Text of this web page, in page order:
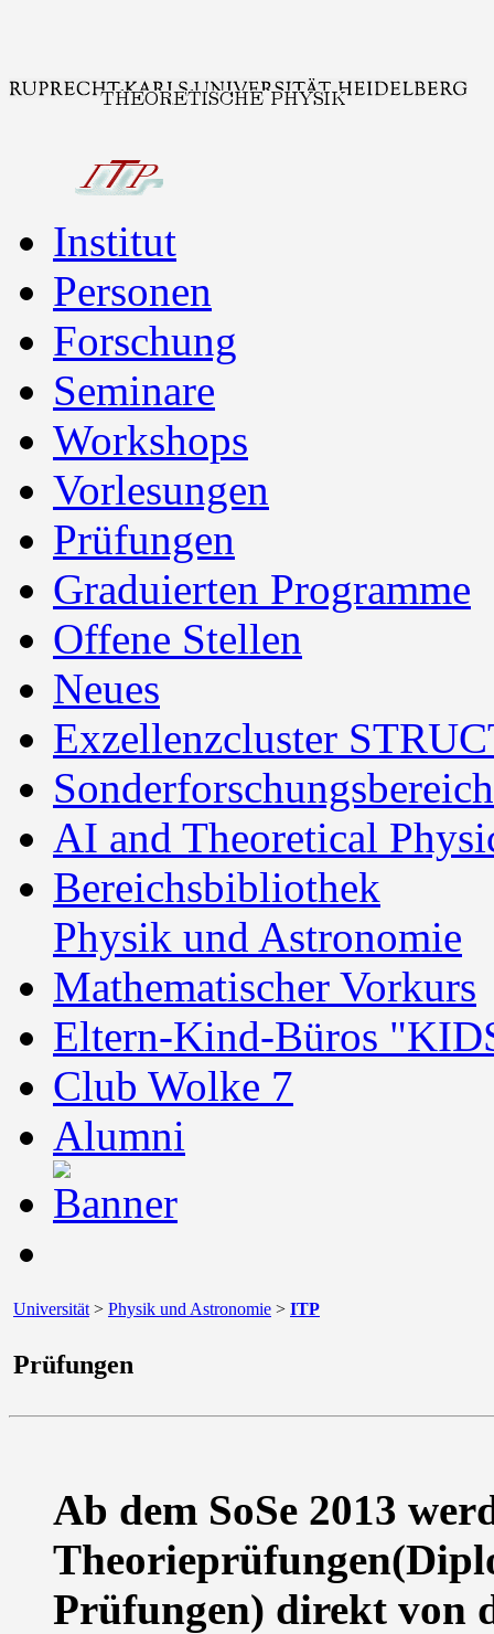
Institut
Personen
Forschung
Seminare
Workshops
Vorlesungen
Prüfungen
Graduierten Programme
Offene Stellen
Neues
Exzellenzcluster
AI and Theoretical
Bereichsbibliothek
Physik und Astronomie
Mathematischer Vorkurs
Eltern-Kind-Büros
Club Wolke 7
Alumni
Universität > Physik und Astronomie > ITP
Prüfungen
Ab dem SoSe 2013
Prüfungen) direkt von